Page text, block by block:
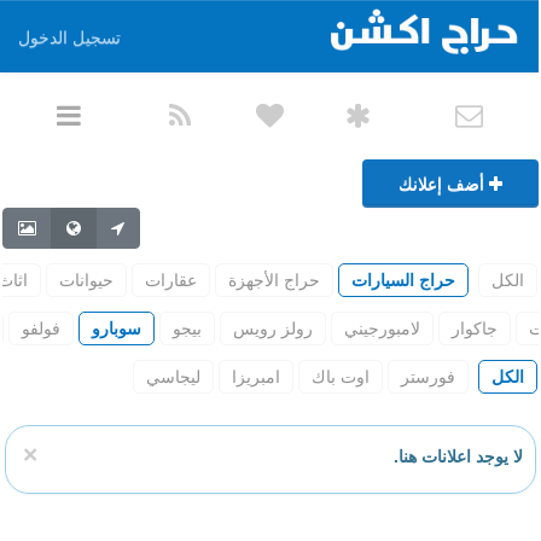
تسجيل الدخول
أضف إعلانك
الكل حراج السيارات حراج الأجهزة عقارات حيوانات
جاكوار لامبورجيني رولز رويس بيجو سوبارو فولفو
الكل فورستر اوت باك امبريزا ليجاسي
× لا يوجد اعلانات هنا.